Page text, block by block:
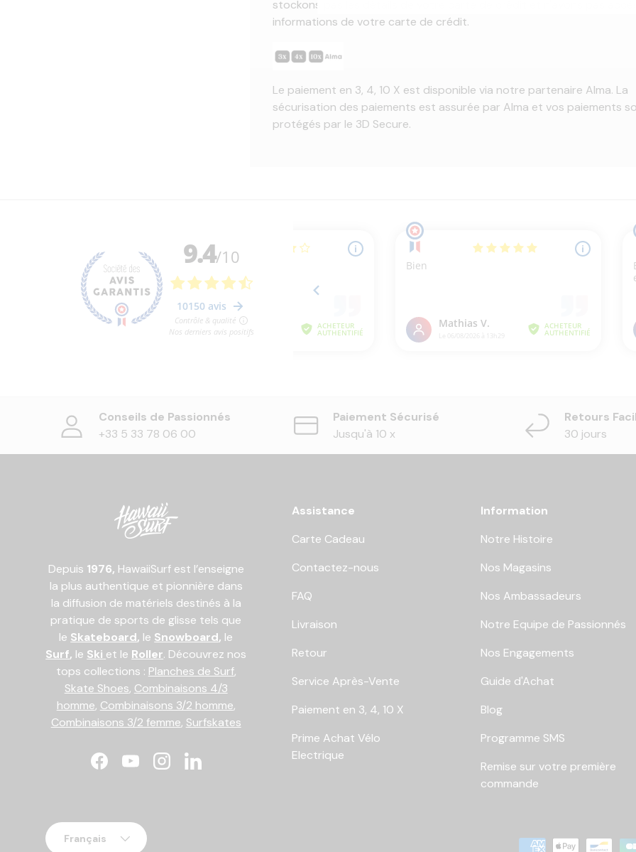
stockons pas les détails de votre carte de crédit et n'avons pas
informations de votre carte de crédit.
Le paiement en 3, 4, 10 X est disponible via notre partenaire Alma. La
sécurisation des paiements est assurée par Alma et vos paiements
protégés par le 3D Secure.
Conseils de Passionnés
+33 5 33 78 06 00
Paiement Sécurisé
Jusqu'à 10 x
Retours
30 jours
Depuis 1976, HawaiiSurf est l’enseigne
la plus authentique et pionnière dans
la diffusion de matériels destinés à la
pratique de sports de glisse tels que
le Skateboard, le Snowboard, le
Surf, le Ski et le Roller. Découvrez nos
tops collections : Planches de Surf,
Skate Shoes, Combinaisons 4/3
homme, Combinaisons 3/2 homme,
Combinaisons 3/2 femme, Surfskates
FacebookYouTubeInstagramLinkedIn
Assistance
Carte Cadeau
Contactez-nous
FAQ
Livraison
Retour
Service Après-Vente
Paiement en 3, 4, 10 X
Prime Achat Vélo
Electrique
Information
Notre Histoire
Nos Magasins
Nos Ambassadeurs
Notre Equipe de Passionnés
Nos Engagements
Guide d'Achat
Blog
Programme SMS
Remise sur votre première
commande
Moyens de paiement
Langue
Français